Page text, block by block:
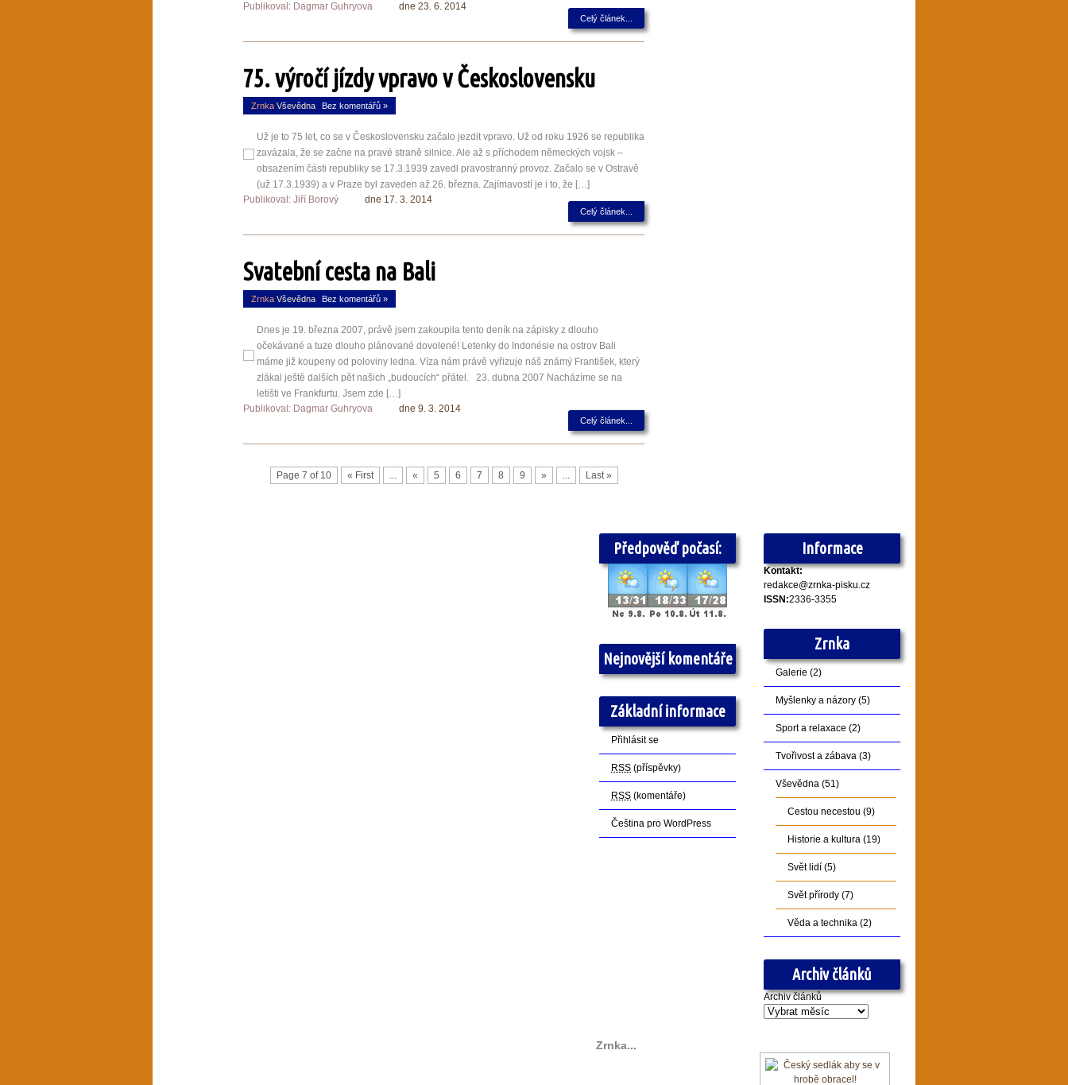
Publikoval: Dagmar Guhryova
dne 23. 6. 2014
Celý článek...
75. výročí jízdy vpravo v Československu
Zrnka Vševědna Bez komentářů »
Už je to 75 let, co se v Československu začalo jezdit vpravo. Už od roku 1926 se republika
zavázala, že se začne na pravé straně silnice. Ale až s příchodem německých vojsk –
obsazením části republiky se 17.3.1939 zavedl pravostranný provoz. Začalo se v Ostravě
(už 17.3.1939) a v Praze byl zaveden až 26. března. Zajímavostí je i to, že […]
Publikoval: Jiří Borový
dne 17. 3. 2014
Celý článek...
Svatební cesta na Bali
Zrnka Vševědna Bez komentářů »
Dnes je 19. března 2007, právě jsem zakoupila tento deník na zápisky z dlouho
očekávané a tuze dlouho plánované dovolené! Letenky do Indonésie na ostrov Bali
máme již koupeny od poloviny ledna. Víza nám právě vyřizuje náš známý František, který
zlákal ještě dalších pět našich „budoucích“ přátel. 23. dubna 2007 Nacházíme se na
letišti ve Frankfurtu. Jsem zde […]
Publikoval: Dagmar Guhryova
dne 9. 3. 2014
Celý článek...
Page 7 of 10 « First ... « 5 6 7 8 9 » ... Last »
Předpověď počasí:
Nejnovější komentáře
Základní informace
Přihlásit se
RSS (příspěvky)
RSS (komentáře)
Čeština pro WordPress
Informace
Kontakt:
redakce@zrnka-pisku.cz
ISSN:2336-3355
Zrnka
Galerie (2)
Myšlenky a názory (5)
Sport a relaxace (2)
Tvořivost a zábava (3)
Vševědna (51)
Cestou necestou (9)
Historie a kultura (19)
Svět lidí (5)
Svět přírody (7)
Věda a technika (2)
Archiv článků
Archiv článků
Zrnka...